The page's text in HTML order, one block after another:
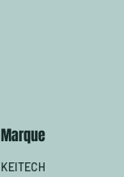
Marque
KEITECH